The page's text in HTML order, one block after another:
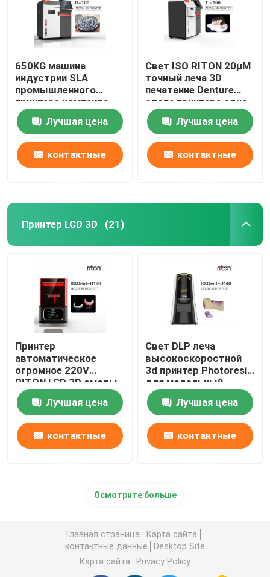
650KG машина
индустрии SLA
промышленного
принтера компакта
DLMS
3D зубоврачебная
Лучшая цена
контактные
Свет ISO RITON 20μM
точный леча 3D
печатание Denture
стопа принтера одно
Лучшая цена
контактные
Принтер LCD 3D (21)
Принтер
автоматическое
огромное 220V
RITON LCD 3D смолы
ISO 13485
промышленный
Лучшая цена
контактные
Свет DLP леча
высокоскоростной
3d принтер Photoresin
для модельный
делать
Лучшая цена
контактные
Осмотрите больше
Главная страница
Карта сайта
контактные данные
Desktop Site
Карта сайта
Privacy Policy